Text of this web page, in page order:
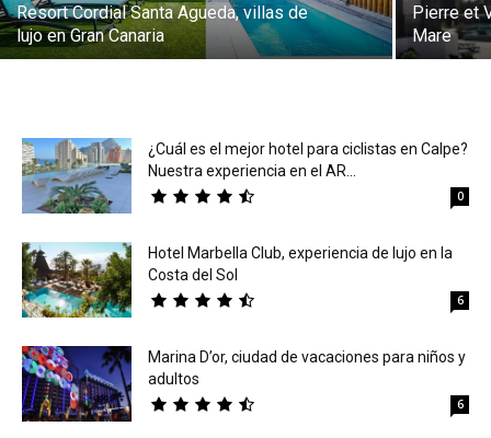
Resort Cordial Santa Agueda, villas de
lujo en Gran Canaria
Pierre et
Mare
¿Cuál es el mejor hotel para ciclistas en Calpe?
Nuestra experiencia en el AR...
0
Hotel Marbella Club, experiencia de lujo en la
Costa del Sol
6
Marina D’or, ciudad de vacaciones para niños y
adultos
6